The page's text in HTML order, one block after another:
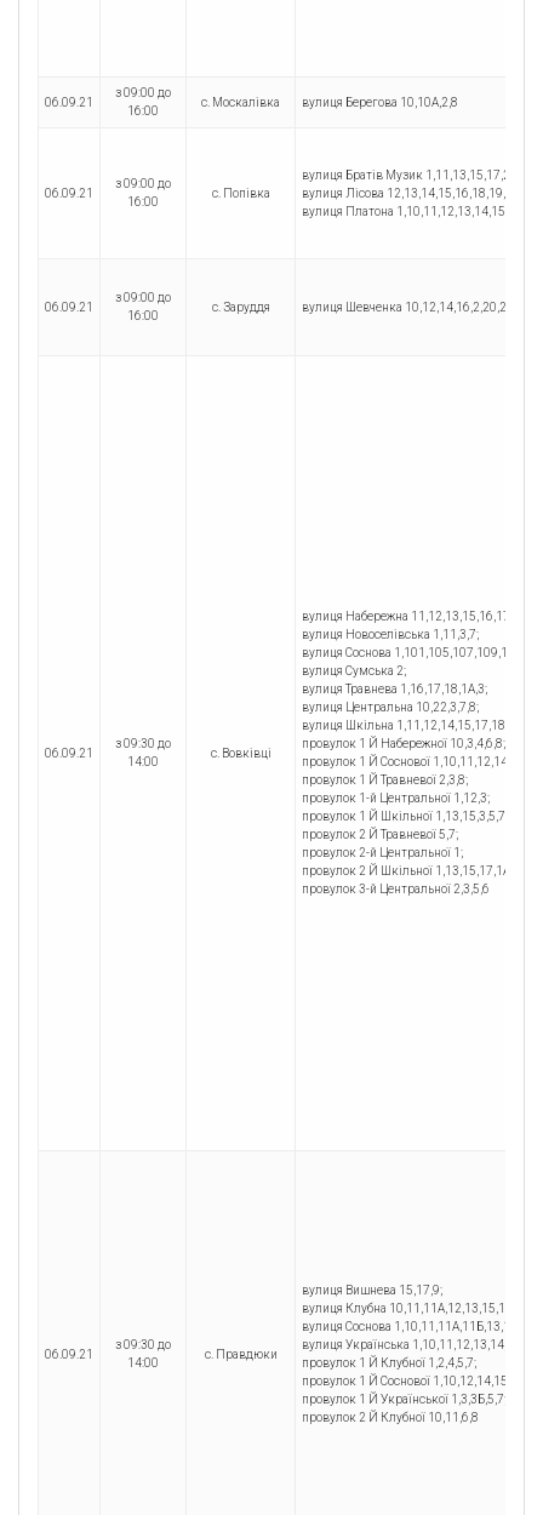
06.09.21
з 09:00 до
16:00
с. Москалівка вулиця Берегова 10,10А,2,8
06.09.21
з 09:00 до
16:00
с. Попівка
вулиця Братів Музик
вулиця Лісова
вулиця Платона
06.09.21
з 09:00 до
16:00
с. Заруддя вулиця Шевченка
06.09.21
з 09:30 до
14:00
с. Вовківці
вулиця Набережна
вулиця Новоселівська 1,11,3,7;
вулиця Соснова
вулиця Сумська 2;
вулиця Травнева 1,16,17,18,1А,3;
вулиця Центральна 10,22,3,7,8;
вулиця Шкільна
провулок 1 Й Набережної 10,3,4,6,8;
провулок 1 Й Соснової
провулок 1 Й Травневої 2,3,8;
провулок 1-й Центральної 1,12,3;
провулок 1 Й Шкільної 1,13,15,3,5,7,9;
провулок 2 Й Травневої 5,7;
провулок 2-й Центральної 1;
провулок 2 Й Шкільної 1,13,15,17,1А,3;
провулок 3-й Центральної 2,3,5,6
06.09.21
з 09:30 до
14:00
с. Правдюки
вулиця Вишнева 15,17,9;
вулиця Клубна
вулиця Соснова
вулиця Українська
провулок 1 Й Клубної 1,2,4,5,7;
провулок 1 Й Соснової
провулок 1 Й Української 1,3,3Б,5,7;
провулок 2 Й Клубної 10,11,6,8